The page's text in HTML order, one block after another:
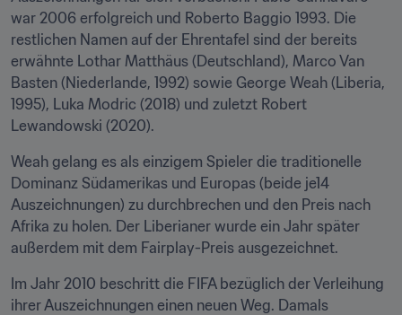
war 2006 erfolgreich und Roberto Baggio 1993. Die
restlichen Namen auf der Ehrentafel sind der bereits
erwähnte Lothar Matthäus (Deutschland), Marco Van
Basten (Niederlande, 1992) sowie George Weah (Liberia,
1995), Luka Modric (2018) und zuletzt Robert
Lewandowski (2020).
Weah gelang es als einzigem Spieler die traditionelle
Dominanz Südamerikas und Europas (beide je14
Auszeichnungen) zu durchbrechen und den Preis nach
Afrika zu holen. Der Liberianer wurde ein Jahr später
außerdem mit dem Fairplay-Preis ausgezeichnet.
Im Jahr 2010 beschritt die FIFA bezüglich der Verleihung
ihrer Auszeichnungen einen neuen Weg. Damals